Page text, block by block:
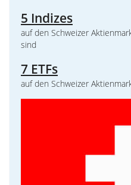
5 Indizes
auf den Schweizer
sind
7 ETFs
auf den Schweizer